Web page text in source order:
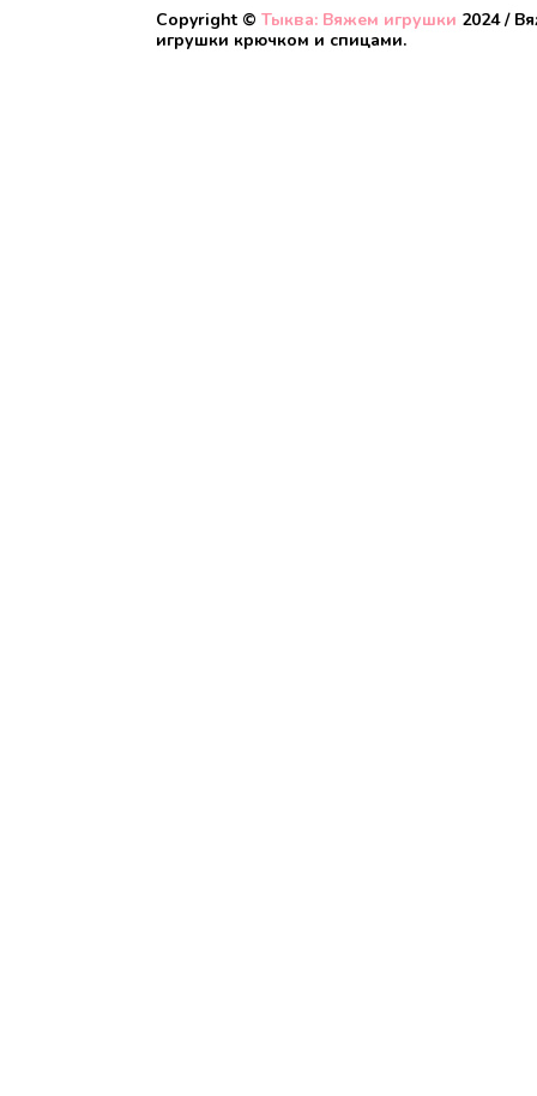
Copyright © Тыква: Вяжем игрушки 2024 /
игрушки крючком и спицами.